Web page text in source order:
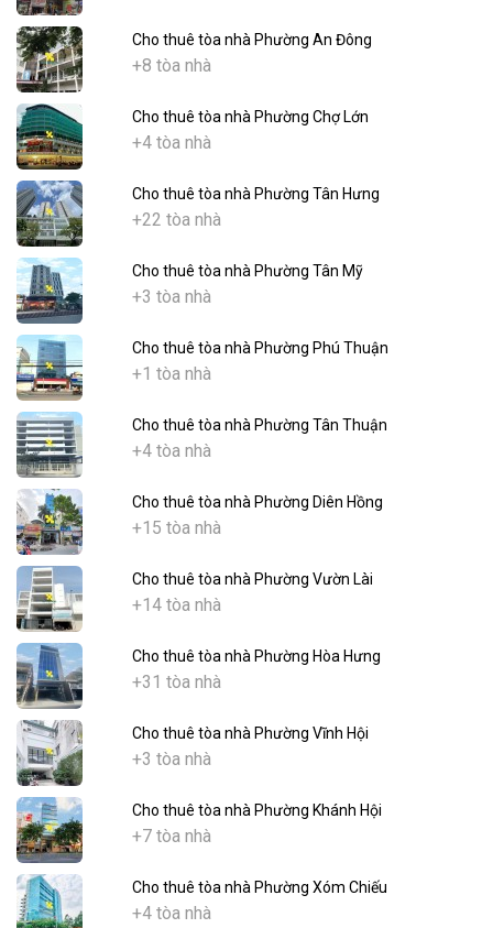
Cho thuê tòa nhà Phường An Đông
+8 tòa nhà
Cho thuê tòa nhà Phường Chợ Lớn
+4 tòa nhà
Cho thuê tòa nhà Phường Tân Hưng
+22 tòa nhà
Cho thuê tòa nhà Phường Tân Mỹ
+3 tòa nhà
Cho thuê tòa nhà Phường Phú Thuận
+1 tòa nhà
Cho thuê tòa nhà Phường Tân Thuận
+4 tòa nhà
Cho thuê tòa nhà Phường Diên Hồng
+15 tòa nhà
Cho thuê tòa nhà Phường Vườn Lài
+14 tòa nhà
Cho thuê tòa nhà Phường Hòa Hưng
+31 tòa nhà
Cho thuê tòa nhà Phường Vĩnh Hội
+3 tòa nhà
Cho thuê tòa nhà Phường Khánh Hội
+7 tòa nhà
Cho thuê tòa nhà Phường Xóm Chiếu
+4 tòa nhà